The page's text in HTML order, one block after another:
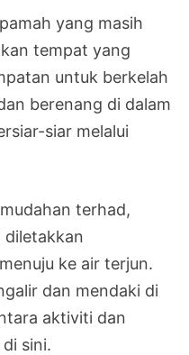
yang masih
tempat yang
untuk berkelah
berenang di dalam
siar melalui
terhad,
ke air terjun.
dan mendaki di
aktiviti dan
sini.